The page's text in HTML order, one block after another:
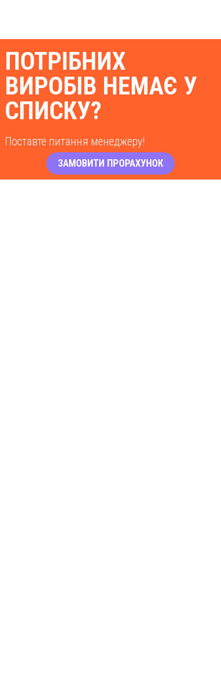
ПОТРІБНИХ
ВИРОБІВ НЕМАЄ У
СПИСКУ?
Поставте питання менеджеру!
ЗАМОВИТИ ПРОРАХУНОК